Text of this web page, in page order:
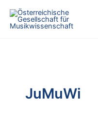
content
JuMuWi